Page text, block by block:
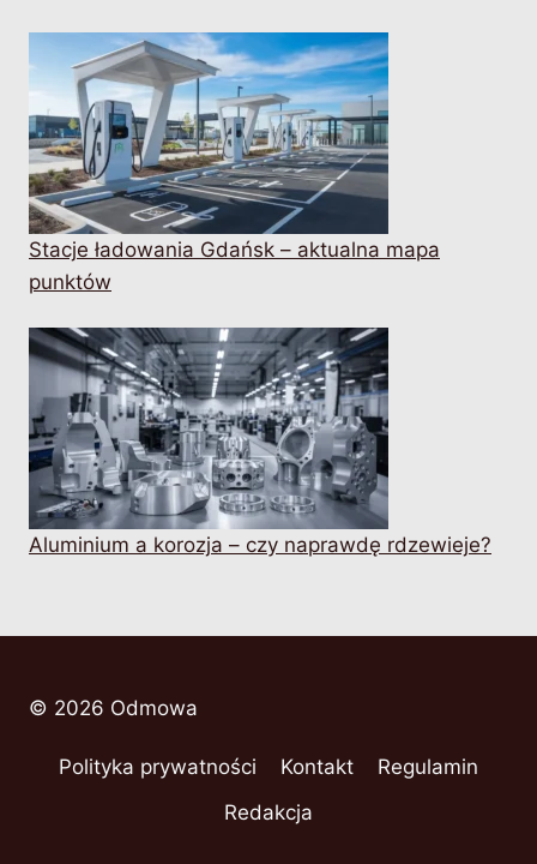
Stacje ładowania Gdańsk – aktualna mapa
punktów
Aluminium a korozja – czy naprawdę rdzewieje?
© 2026 Odmowa
Polityka prywatności Kontakt
Regulamin
Redakcja